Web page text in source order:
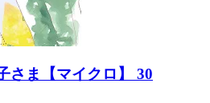
さま【マイクロ】 30